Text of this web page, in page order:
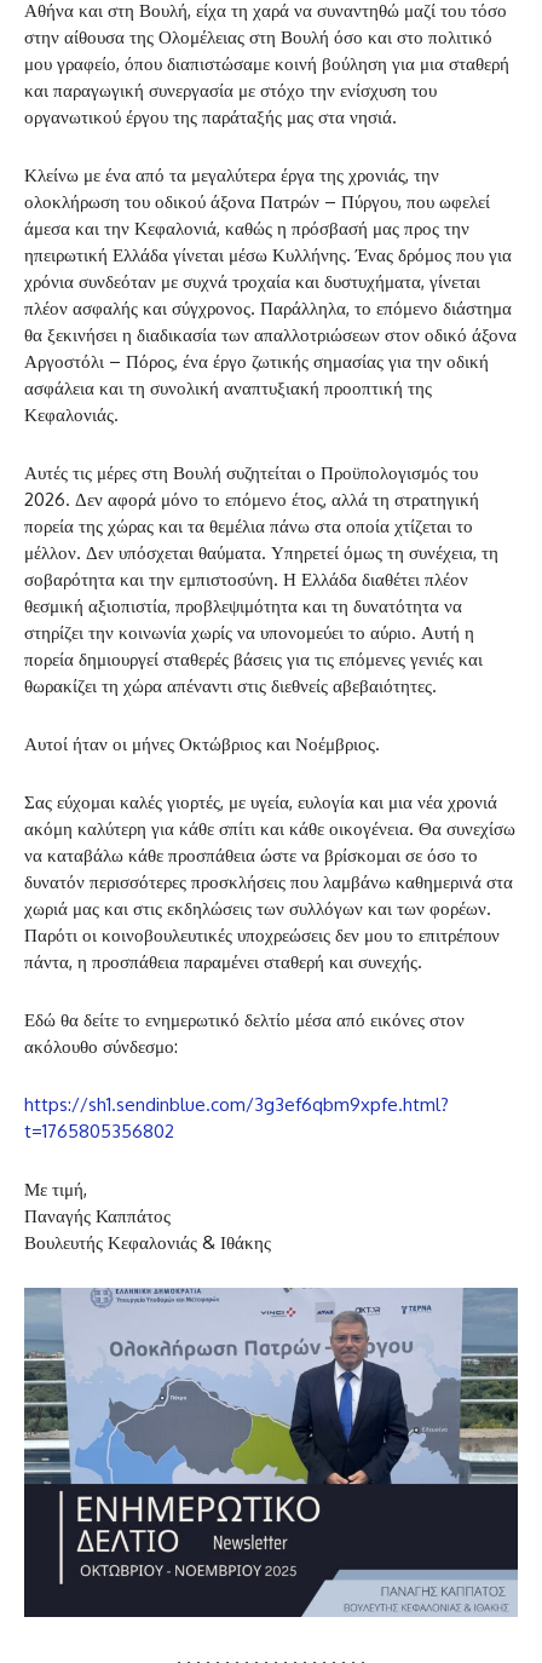
Αθήνα και στη Βουλή, είχα τη χαρά να συναντηθώ μαζί του τόσο
στην αίθουσα της Ολομέλειας στη Βουλή όσο και στο πολιτικό
μου γραφείο, όπου διαπιστώσαμε κοινή βούληση για μια σταθερή
και παραγωγική συνεργασία με στόχο την ενίσχυση του
οργανωτικού έργου της παράταξής μας στα νησιά.
Κλείνω με ένα από τα μεγαλύτερα έργα της χρονιάς, την
ολοκλήρωση του οδικού άξονα Πατρών – Πύργου, που ωφελεί
άμεσα και την Κεφαλονιά, καθώς η πρόσβασή μας προς την
ηπειρωτική Ελλάδα γίνεται μέσω Κυλλήνης. Ένας δρόμος που για
χρόνια συνδεόταν με συχνά τροχαία και δυστυχήματα, γίνεται
πλέον ασφαλής και σύγχρονος. Παράλληλα, το επόμενο διάστημα
θα ξεκινήσει η διαδικασία των απαλλοτριώσεων στον οδικό άξονα
Αργοστόλι – Πόρος, ένα έργο ζωτικής σημασίας για την οδική
ασφάλεια και τη συνολική αναπτυξιακή προοπτική της
Κεφαλονιάς.
Αυτές τις μέρες στη Βουλή συζητείται ο Προϋπολογισμός του
2026. Δεν αφορά μόνο το επόμενο έτος, αλλά τη στρατηγική
πορεία της χώρας και τα θεμέλια πάνω στα οποία χτίζεται το
μέλλον. Δεν υπόσχεται θαύματα. Υπηρετεί όμως τη συνέχεια, τη
σοβαρότητα και την εμπιστοσύνη. Η Ελλάδα διαθέτει πλέον
θεσμική αξιοπιστία, προβλεψιμότητα και τη δυνατότητα να
στηρίζει την κοινωνία χωρίς να υπονομεύει το αύριο. Αυτή η
πορεία δημιουργεί σταθερές βάσεις για τις επόμενες γενιές και
θωρακίζει τη χώρα απέναντι στις διεθνείς αβεβαιότητες.
Αυτοί ήταν οι μήνες Οκτώβριος και Νοέμβριος.
Σας εύχομαι καλές γιορτές, με υγεία, ευλογία και μια νέα χρονιά
ακόμη καλύτερη για κάθε σπίτι και κάθε οικογένεια. Θα συνεχίσω
να καταβάλω κάθε προσπάθεια ώστε να βρίσκομαι σε όσο το
δυνατόν περισσότερες προσκλήσεις που λαμβάνω καθημερινά στα
χωριά μας και στις εκδηλώσεις των συλλόγων και των φορέων.
Παρότι οι κοινοβουλευτικές υποχρεώσεις δεν μου το επιτρέπουν
πάντα, η προσπάθεια παραμένει σταθερή και συνεχής.
Εδώ θα δείτε το ενημερωτικό δελτίο μέσα από εικόνες στον
ακόλουθο σύνδεσμο:
https://sh1.sendinblue.com/3g3ef6qbm9xpfe.html?
t=1765805356802
Με τιμή,
Παναγής Καππάτος
Βουλευτής Κεφαλονιάς & Ιθάκης